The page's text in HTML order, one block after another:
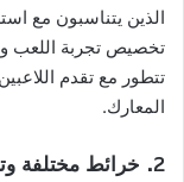
الذين يتناسبون مع
تخصيص تجربة اللعب
تتطور مع تقدم
المعارك.
2. خرائط مختلفة